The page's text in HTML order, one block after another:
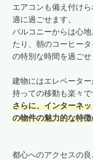
エアコンも備え付け
適に過ごせます。
バルコニーからは心
たり、朝のコーヒー
の特別な時間を過ごせ
建物にはエレベータ
持っての移動も楽々で
さらに、インターネ
の物件の魅力的な特
都心へのアクセスの